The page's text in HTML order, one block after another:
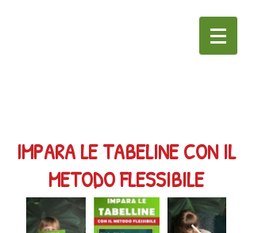
IMPARA LE TABELINE CON IL
METODO FLESSIBILE